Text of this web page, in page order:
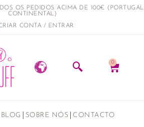
OS PEDIDOS ACIMA DE 100€ (PORTUGAL
CONTINENTAL)
CONTA / ENTRAR
0
BLOG SOBRE NÓS CONTACTO